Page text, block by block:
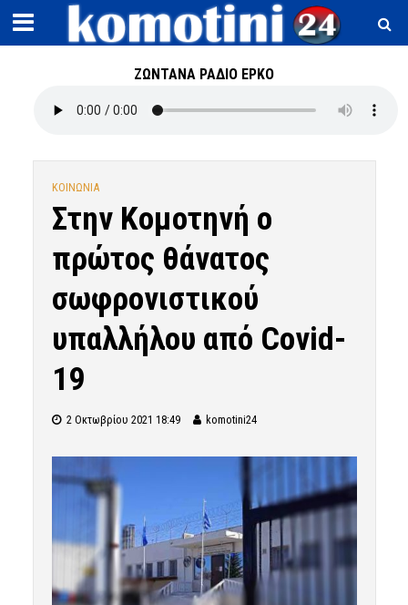
ΖΩΝΤΑΝΑ ΡΑΔΙΟ ΕΡΚΟ
ΚΟΙΝΩΝΙΑ
Στην Κομοτηνή ο
πρώτος θάνατος
σωφρονιστικού
υπαλλήλου από Covid-
19
2 Οκτωβρίου 2021 18:49 komotini24